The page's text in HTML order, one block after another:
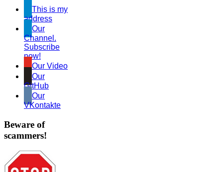
This is my
address
Our
Channel.
Subscribe
now!
Our Video
Our
GitHub
Our
VKontakte
Beware of
scammers!